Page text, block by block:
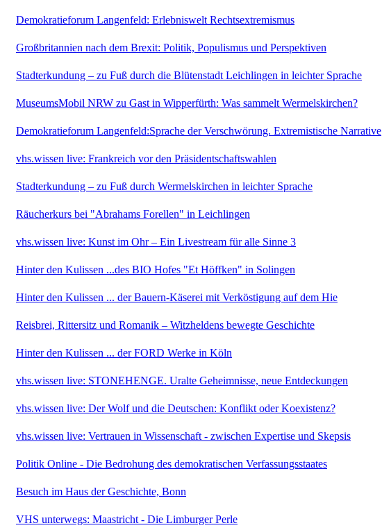
Demokratieforum Langenfeld: Erlebniswelt Rechtsextremismus
Großbritannien nach dem Brexit: Politik, Populismus und Perspektiven
Stadterkundung – zu Fuß durch die Blütenstadt Leichlingen in leichter Sprache
MuseumsMobil NRW zu Gast in Wipperfürth: Was sammelt Wermelskirchen?
Demokratieforum Langenfeld:Sprache der Verschwörung. Extremistische Narrative
vhs.wissen live: Frankreich vor den Präsidentschaftswahlen
Stadterkundung – zu Fuß durch Wermelskirchen in leichter Sprache
Räucherkurs bei "Abrahams Forellen" in Leichlingen
vhs.wissen live: Kunst im Ohr – Ein Livestream für alle Sinne 3
Hinter den Kulissen ...des BIO Hofes "Et Höffken" in Solingen
Hinter den Kulissen ... der Bauern-Käserei mit Verköstigung auf dem Hie
Reisbrei, Rittersitz und Romanik – Witzheldens bewegte Geschichte
Hinter den Kulissen ... der FORD Werke in Köln
vhs.wissen live: STONEHENGE. Uralte Geheimnisse, neue Entdeckungen
vhs.wissen live: Der Wolf und die Deutschen: Konflikt oder Koexistenz?
vhs.wissen live: Vertrauen in Wissenschaft - zwischen Expertise und Skepsis
Politik Online - Die Bedrohung des demokratischen Verfassungsstaates
Besuch im Haus der Geschichte, Bonn
VHS unterwegs: Maastricht - Die Limburger Perle